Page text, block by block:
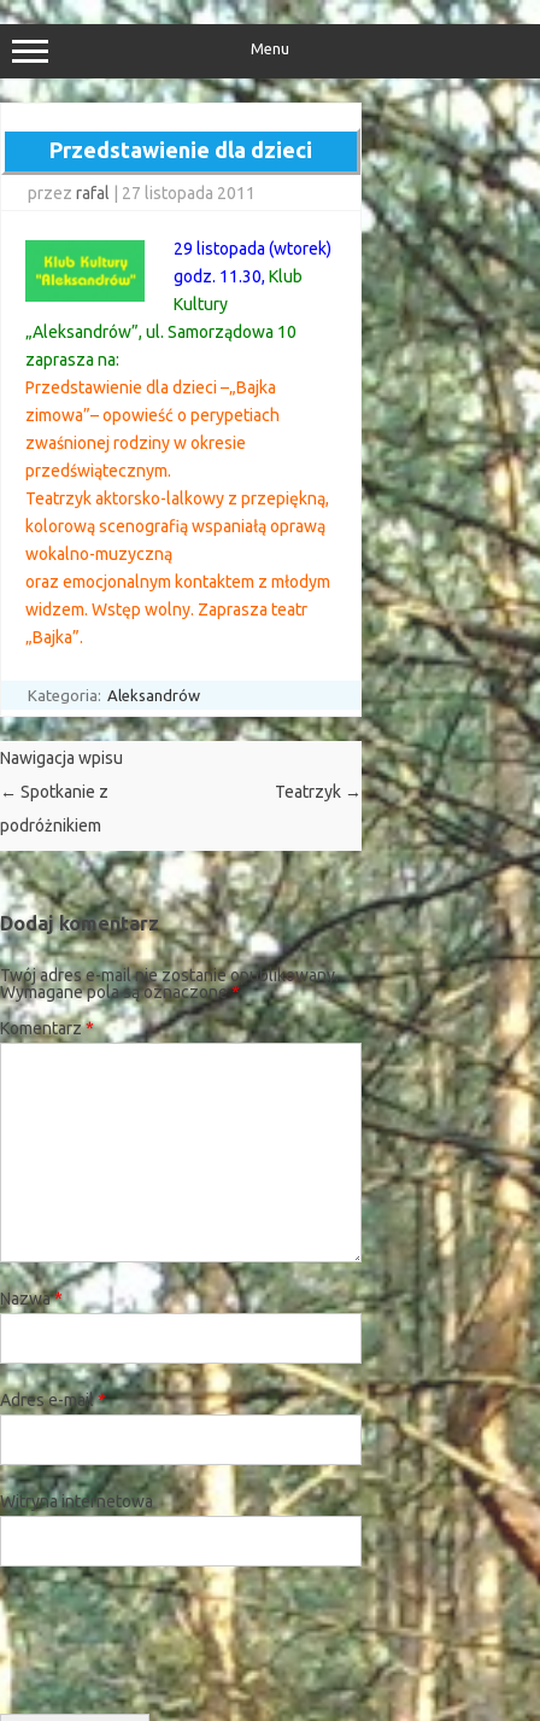
Przejdź
do
treści
Menu
Przedstawienie dla dzieci
przez rafal 27 listopada 2011
29 listopada (wtorek)
godz. 11.30, Klub
Kultury
„Aleksandrów”, ul. Samorządowa 10
zaprasza na:
Przedstawienie dla dzieci –„Bajka
zimowa”– opowieść o perypetiach
zwaśnionej rodziny w okresie
przedświątecznym.
Teatrzyk aktorsko-lalkowy z przepiękną,
kolorową scenografią wspaniałą oprawą
wokalno-muzyczną
oraz emocjonalnym kontaktem z młodym
widzem. Wstęp wolny. Zaprasza teatr
„Bajka”.
Kategoria: Aleksandrów
Nawigacja wpisu
← Spotkanie z
podróżnikiem
Teatrzyk →
Dodaj komentarz
Twój adres e-mail nie zostanie opublikowany.
Wymagane pola są oznaczone*
Komentarz*
Nazwa*
Adres e-mail*
Witryna internetowa